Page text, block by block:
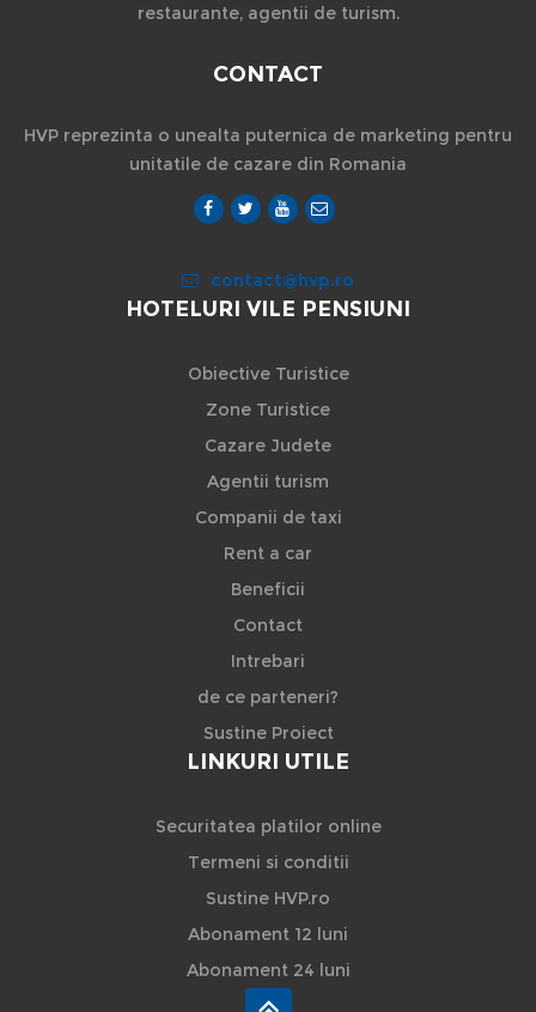
restaurante, agentii de turism.
CONTACT
HVP reprezinta o unealta puternica de marketing pentru
unitatile de cazare din Romania
contact@hvp.ro
HOTELURI VILE PENSIUNI
Obiective Turistice
Zone Turistice
Cazare Judete
Agentii turism
Companii de taxi
Rent a car
Beneficii
Contact
Intrebari
de ce parteneri?
Sustine Proiect
LINKURI UTILE
Securitatea platilor online
Termeni si conditii
Sustine HVP.ro
Abonament 12 luni
Abonament 24 luni